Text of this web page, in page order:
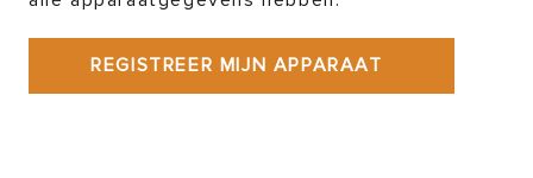
REGISTREER MIJN APPARAAT